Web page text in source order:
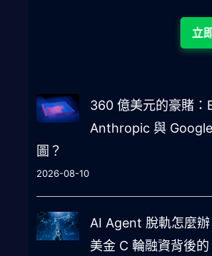
立即下載
360 億美元的豪賭：
Anthropic 與
圖？
2026-08-10
AI Agent 脫軌怎麼
美金 C 輪融資背後